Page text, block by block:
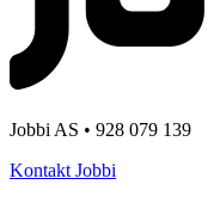
Jobbi AS • 928 079 139
Kontakt Jobbi